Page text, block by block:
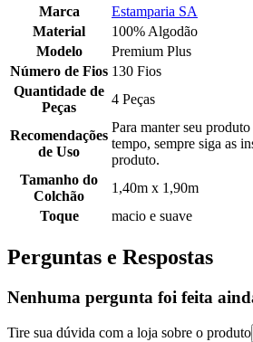
Marca
Estamparia SA
Material
100% Algodão
Modelo
Premium Plus
Número de Fios 130 Fios
Quantidade de
Peças
4 Peças
Recomendações
de Uso
Para manter seu
tempo, sempre siga as
produto.
Tamanho do
Colchão
1,40m x 1,90m
Toque
macio e suave
Perguntas e Respostas
Nenhuma pergunta foi feita
Tire sua dúvida com a loja sobre o produto